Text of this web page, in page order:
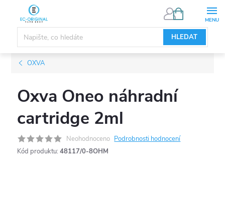
obsah
HLEDAT
NÁKUPNÍ
OXVA
Oxva Oneo náhradní
cartridge 2ml
Neohodnoceno Podrobnosti hodnocení
Kód produktu: 48117/0-8OHM